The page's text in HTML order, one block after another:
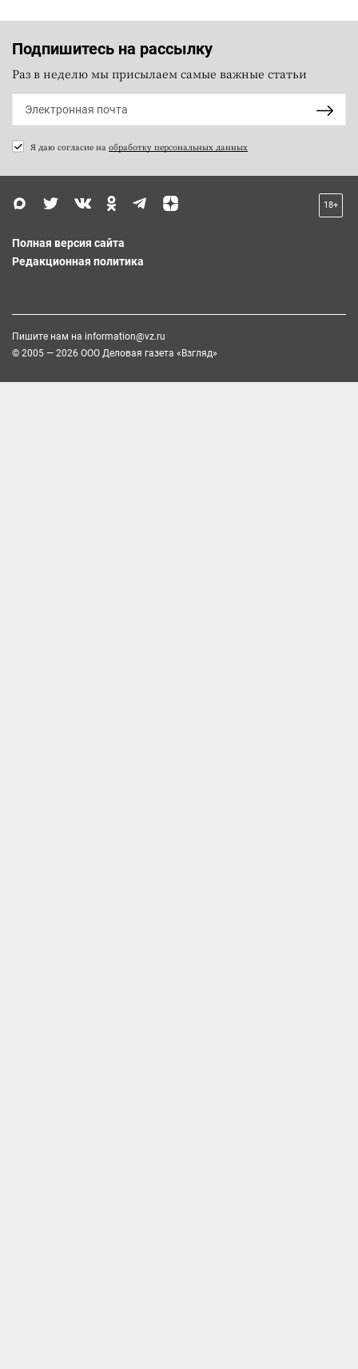
Подпишитесь на рассылку
Раз в неделю мы присылаем самые важные статьи
Я даю согласие на обработку персональных данных
18+
Полная версия сайта
Редакционная политика
Пишите нам на information@vz.ru
© 2005 — 2026 ООО Деловая газета «Взгляд»